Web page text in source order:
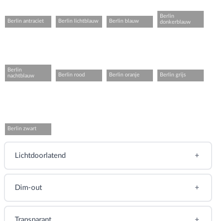
Tip
Mocht je voldoende ruimte hebben, reken dan met een
Berlin antraciet Berlin lichtblauw Berlin blauw
Berlin
donkerblauw
Berlin
nachtblauw
Berlin rood Berlin oranje Berlin grijs
Berlin zwart
Lichtdoorlatend
Dim-out